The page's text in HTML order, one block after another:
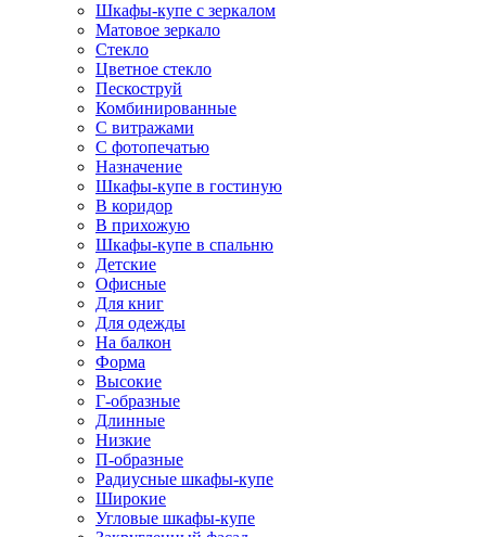
Шкафы-купе с зеркалом
Матовое зеркало
Стекло
Цветное стекло
Пескоструй
Комбинированные
С витражами
С фотопечатью
Назначение
Шкафы-купе в гостиную
В коридор
В прихожую
Шкафы-купе в спальню
Детские
Офисные
Для книг
Для одежды
На балкон
Форма
Высокие
Г-образные
Длинные
Низкие
П-образные
Радиусные шкафы-купе
Широкие
Угловые шкафы-купе